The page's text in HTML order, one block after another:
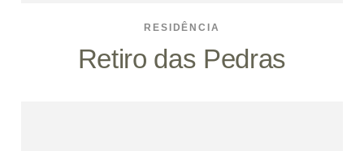
RESIDÊNCIA
Retiro das Pedras